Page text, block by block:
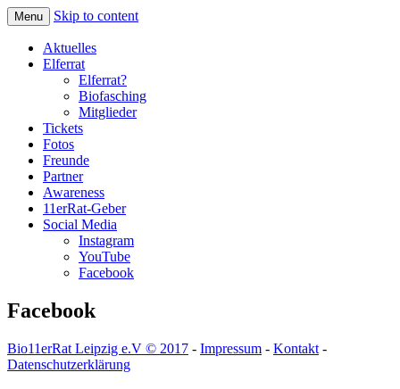
Menu Skip to content
Aktuelles
Elferrat
Elferrat?
Biofasching
Mitglieder
Tickets
Fotos
Freunde
Partner
Awareness
11erRat-Geber
Social Media
Instagram
YouTube
Facebook
Facebook
Bio11erRat Leipzig e.V © 2017 - Impressum - Kontakt -
Datenschutzerklärung